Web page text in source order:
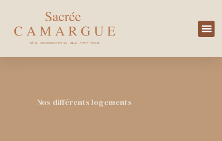
contenu
Nos différents logements